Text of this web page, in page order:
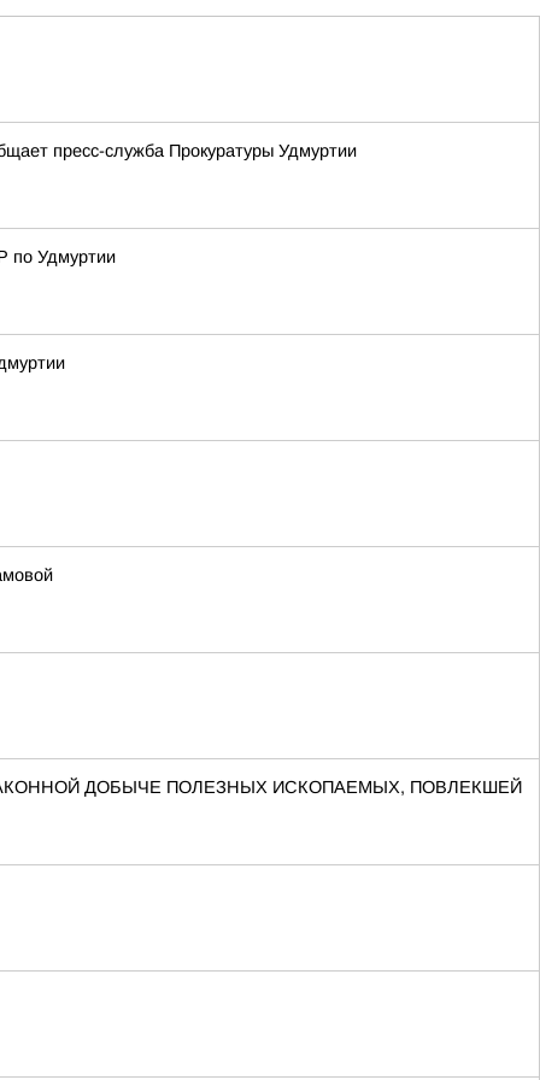
пресс-служба Прокуратуры Удмуртии
по Удмуртии
ДОБЫЧЕ ПОЛЕЗНЫХ ИСКОПАЕМЫХ, ПОВЛЕКШЕЙ